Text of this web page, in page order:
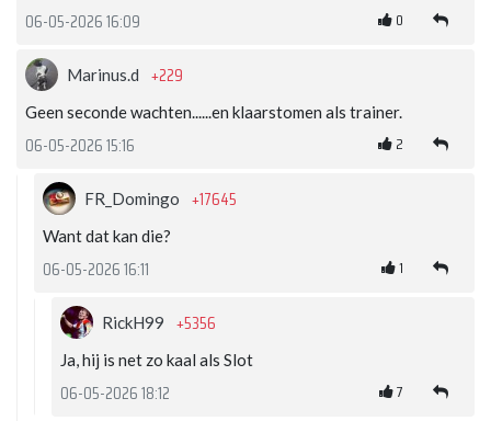
06-05-2026 16:09 0
Marinus.d +229
Geen seconde wachten......en klaarstomen als trainer.
06-05-2026 15:16 2
FR_Domingo +17645
Want dat kan die?
06-05-2026 16:11 1
RickH99 +5356
Ja, hij is net zo kaal als Slot
06-05-2026 18:12 7